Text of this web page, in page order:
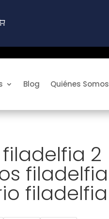
Blog Quiénes Somos
2
filadelfia
filadelfia